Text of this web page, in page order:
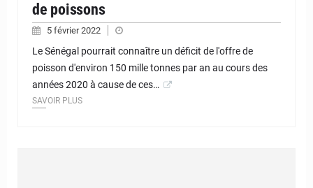
de poissons
5 février 2022
Le Sénégal pourrait connaître un déficit de l'offre de
poisson d'environ 150 mille tonnes par an au cours des
années 2020 à cause de ces…
SAVOIR PLUS